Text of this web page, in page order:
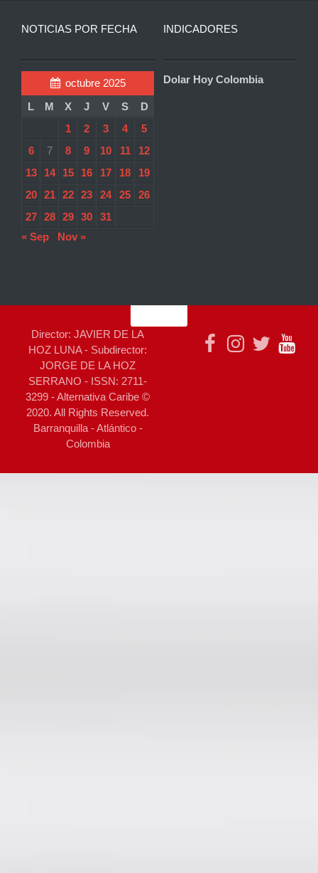
NOTICIAS POR FECHA
octubre 2025
L
M X J V S
D
1
2 3 4
5
6
7 8 9 10 11
12
13
14 15 16 17 18
19
20
21 22 23 24 25
26
27
28 29 30
31
« Sep
Nov »
INDICADORES
Dolar Hoy Colombia
Director: JAVIER DE LA
HOZ LUNA - Subdirector:
JORGE DE LA HOZ
SERRANO - ISSN: 2711-
3299 - Alternativa Caribe ©
2020. All Rights Reserved.
Barranquilla - Atlántico -
Colombia